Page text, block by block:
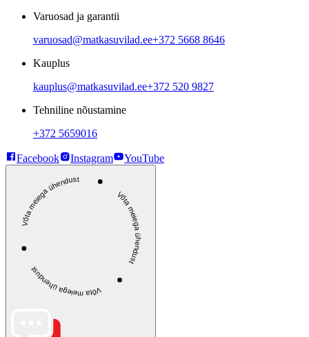
Varuosad ja garantii
varuosad@matkasuvilad.ee+372 5668 8646
Kauplus
kauplus@matkasuvilad.ee+372 520 9827
Tehniline nõustamine
+372 5659016
Facebook Instagram YouTube
Võta meiega ühendust Võta meiega ühendust
Võta meiega ühendust